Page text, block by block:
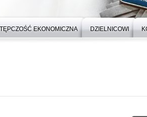
EKONOMICZNA DZIELNICOWI